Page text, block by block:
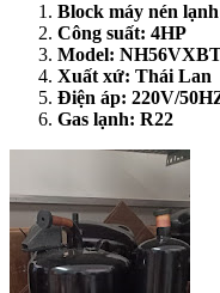
Block máy nén
Công suất: 4HP
Model:
Xuất xứ: Thái Lan
Điện áp: 220V/
Gas lạnh: R22